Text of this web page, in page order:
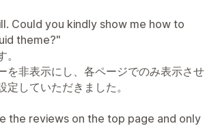
Could you kindly show me how to
theme?"
を非表示にし、各ページでのみ表示させ
していただきました。
the reviews on the top page and only